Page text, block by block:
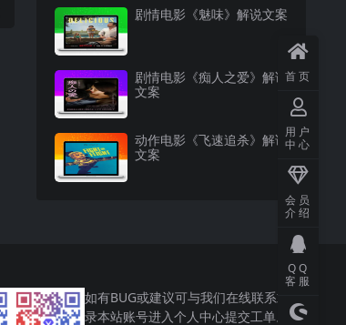
剧情电影《魅味》解说文案
剧情电影《痴人之爱》解说
文案
动作电影《飞速追杀》解说
文案
如有BUG或建议可与我们在线联系或登
录本站账号进入个人中心提交工单。
首页
用户
中心
会员
介绍
QQ
客服